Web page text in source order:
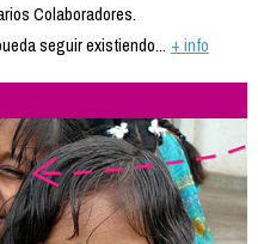
Colaboradores.
seguir existiendo... + info